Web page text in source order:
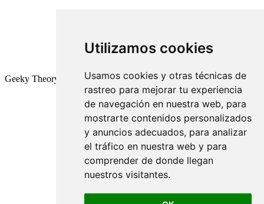
Utilizamos cookies
Usamos cookies y otras técnicas de
rastreo para mejorar tu experiencia
de navegación en nuestra web, para
mostrarte contenidos personalizados
y anuncios adecuados, para analizar
el tráfico en nuestra web y para
comprender de donde llegan
nuestros visitantes.
Geeky Theory © 2026